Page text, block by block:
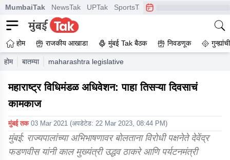
MumbaiTak NewsTak UPTak SportsTak CrimeTak
होम राजकीय आखाडा मुंबई Tak बैठक निवडणूक
होम बातम्या maharashtra legislative assembly live see 3rd day
महाराष्ट्र विधिमंडळ अधिवेशन: पाहा तिसऱ्या दिवसाचं
कामकाज
मुंबई तक 03 Mar 2021 (अपडेटेड: 22 Mar 2023, 08:44 PM)
मुंबई: राज्यपालांच्या अभिभाषणावर बोलताना विरोधी पक्षनेते देवेंद्र
फडणवीस यांनी काल मुख्यंत्री उद्धव ठाकरे आणि पर्यटनमंत्री